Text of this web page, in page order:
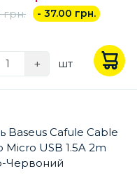
грн. - 37.00 грн.
+ шт
Baseus Cafule Cable
Micro USB 1.5A 2m
Червоний